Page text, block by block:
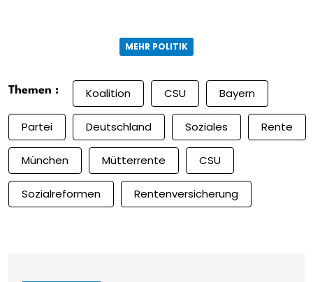
MEHR POLITIK
Themen : Koalition CSU Bayern
Partei Deutschland Soziales Rente
München Mütterrente CSU
Sozialreformen Rentenversicherung